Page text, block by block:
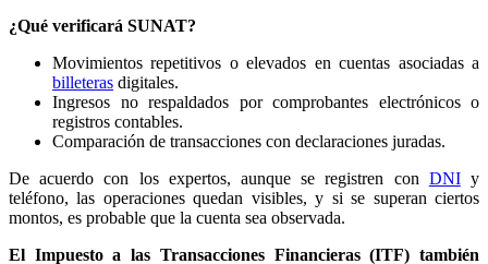
¿Qué verificará SUNAT?
Movimientos repetitivos o elevados en cuentas asociadas a
billeteras digitales.
Ingresos no respaldados por comprobantes electrónicos o
registros contables.
Comparación de transacciones con declaraciones juradas.
De acuerdo con los expertos, aunque se registren con DNIy
teléfono, las operaciones quedan visibles, y si se superan ciertos
montos, es probable que la cuenta sea observada.
El Impuesto a las Transacciones Financieras (ITF) también